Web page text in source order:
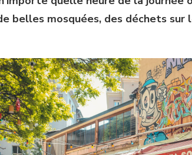
belles mosquées, des déchets sur